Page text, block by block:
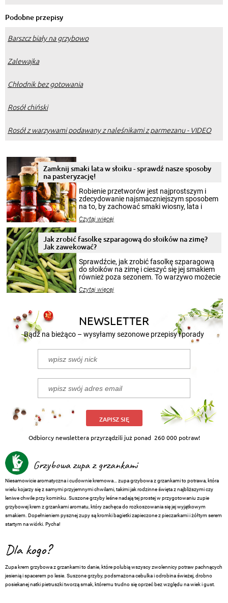
Podobne przepisy
Barszcz biały na grzybowo
Zalewajka
Chłodnik bez gotowania
Rosół chiński
Rosół z warzywami podawany z naleśnikami z parmezanu - VIDEO
Zamknij smaki lata w słoiku - sprawdź nasze sposoby
na pasteryzację!
Robienie przetworów jest najprostszym i
zdecydowanie najsmaczniejszym sposobem
na to, by zachować smaki wiosny, lata i
krajobrazów, by cieszyć nimi oko w sezonie
pełni poczuć atmosferę cieplejszych
miesięcy. Przygotowanie słoików ze
patenty, które pozwolą zachować świeżość
przetworów.
Czytaj więcej
Jak zrobić fasolkę szparagową do słoików na zimę?
Jak zawekować?
Sprawdźcie, jak zrobić fasolkę szparagową
do słoików na zimę i cieszyć się jej smakiem
również poza sezonem. To warzywo możecie
nasze propozycje!
Czytaj więcej
NEWSLETTER
Bądź na bieżąco – wysyłamy sezonowe przepisy i porady
ZAPISZ SIĘ
Odbiorcy newslettera przyrządzili już ponad 260 000 potraw!
Grzybowa zupa z grzankami
Niesamowicie aromatyczna i cudownie kremowa… zupa grzybowa z grzankami to potrawa, która
wielu kojarzy się z samymi przyjemnymi chwilami, takimi jak rodzinne święta z najbliższymi czy
leniwe chwile przy kominku. Suszone grzyby leśne nadają tej prostej w przygotowaniu zupie
grzybowej krem z grzankami aromatu, który zachęca do rozkoszowania się jej wyjątkowym
smakiem. Dopełnieniem pysznej zupy są kromki bagietki zapieczone z pieczarkami i żółtym serem
startym na wiórki. Pycha!
Dla kogo?
Zupa krem grzybowa z grzankamito danie, które polubią wszyscy zwolennicy potraw pachnących
jesienią i spacerem po lesie. Suszone grzyby, podsmażona cebulka i odrobina świeżej, drobno
posiekanej natki pietruszki tworzą smak, któremu trudno się oprzeć bez względu na wiek i gust.